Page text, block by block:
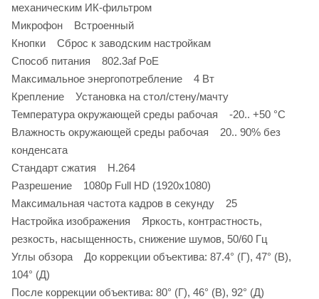
механическим ИК-фильтром
Микрофон Встроенный
Кнопки Сброс к заводским настройкам
Способ питания 802.3af PoE
Максимальное энергопотребление 4 Вт
Крепление Установка на стол/стену/мачту
Температура окружающей среды рабочая -20.. +50 °C
Влажность окружающей среды рабочая 20.. 90% без
конденсата
Стандарт сжатия H.264
Разрешение 1080p Full HD (1920x1080)
Максимальная частота кадров в секунду 25
Настройка изображения Яркость, контрастность,
резкость, насыщенность, снижение шумов, 50/60 Гц
Углы обзора До коррекции объектива: 87.4° (Г), 47° (В),
104° (Д)
После коррекции объектива: 80° (Г), 46° (В), 92° (Д)